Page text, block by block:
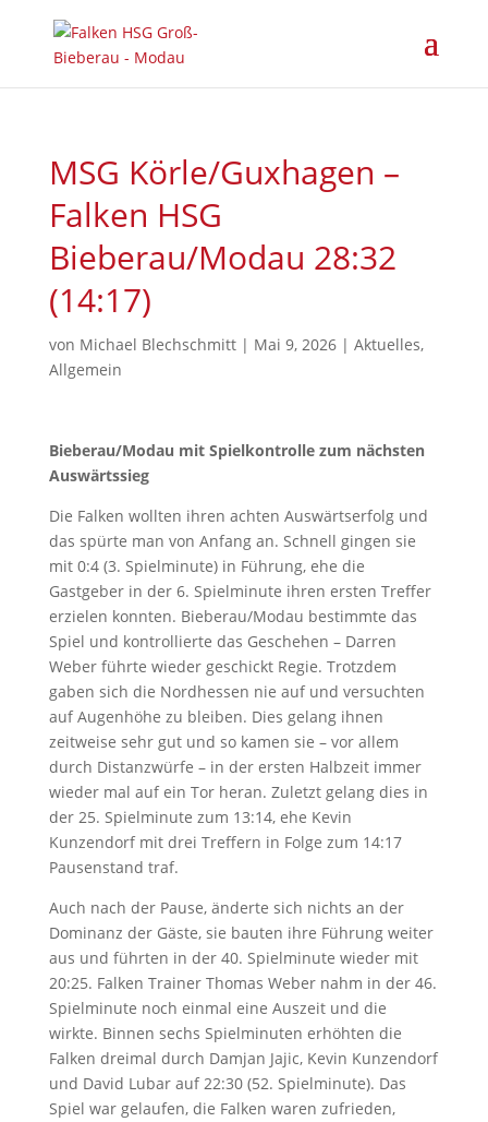
MSG Körle/Guxhagen –
Falken HSG
Bieberau/Modau 28:32
(14:17)
von Michael Blechschmitt| Mai 9, 2026| Aktuelles,
Allgemein
Bieberau/Modau mit Spielkontrolle zum nächsten
Auswärtssieg
Die Falken wollten ihren achten Auswärtserfolg und
das spürte man von Anfang an. Schnell gingen sie
mit 0:4 (3. Spielminute) in Führung, ehe die
Gastgeber in der 6. Spielminute ihren ersten Treffer
erzielen konnten. Bieberau/Modau bestimmte das
Spiel und kontrollierte das Geschehen – Darren
Weber führte wieder geschickt Regie. Trotzdem
gaben sich die Nordhessen nie auf und versuchten
auf Augenhöhe zu bleiben. Dies gelang ihnen
zeitweise sehr gut und so kamen sie – vor allem
durch Distanzwürfe – in der ersten Halbzeit immer
wieder mal auf ein Tor heran. Zuletzt gelang dies in
der 25. Spielminute zum 13:14, ehe Kevin
Kunzendorf mit drei Treffern in Folge zum 14:17
Pausenstand traf.
Auch nach der Pause, änderte sich nichts an der
Dominanz der Gäste, sie bauten ihre Führung weiter
aus und führten in der 40. Spielminute wieder mit
20:25. Falken Trainer Thomas Weber nahm in der 46.
Spielminute noch einmal eine Auszeit und die
wirkte. Binnen sechs Spielminuten erhöhten die
Falken dreimal durch Damjan Jajic, Kevin Kunzendorf
und David Lubar auf 22:30 (52. Spielminute). Das
Spiel war gelaufen, die Falken waren zufrieden,